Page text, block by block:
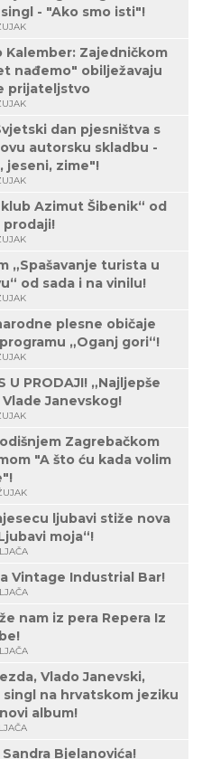
- "Ako smo isti"!
Kalember: Zajedničkom
nađemo" obilježavaju
prijateljstvo
dan pjesništva s
autorsku skladbu -
jeseni, zime"!
Azimut Šibenik“ od
prodaji!
„Spašavanje turista u
od sada i na vinilu!
plesne običaje
„Oganj gori“!
U PRODAJI! „Najljepše
Janevskog!
Zagrebačkom
"A što ću kada volim
ljubavi stiže nova
moja“!
Vintage Industrial Bar!
nam iz pera Repera Iz
Vlado Janevski,
na hrvatskom jeziku
album!
Bjelanovića!